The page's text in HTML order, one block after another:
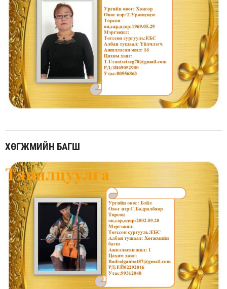
ХӨГЖМИЙН БАГШ